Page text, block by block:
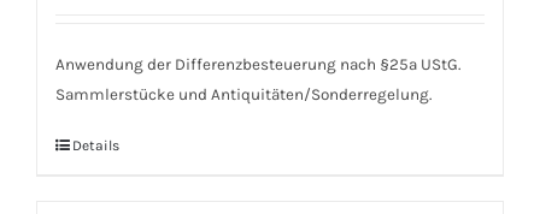
Anwendung der Differenzbesteuerung nach §25a UStG.
Sammlerstücke und Antiquitäten/Sonderregelung.
Details